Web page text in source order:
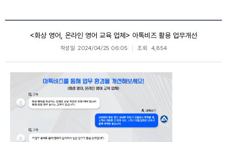
<화상 영어, 온라인 영어 교육 업체> 아톡비즈 활용 업무개선
작성일 2024/04/25 06:05 조회 4,854